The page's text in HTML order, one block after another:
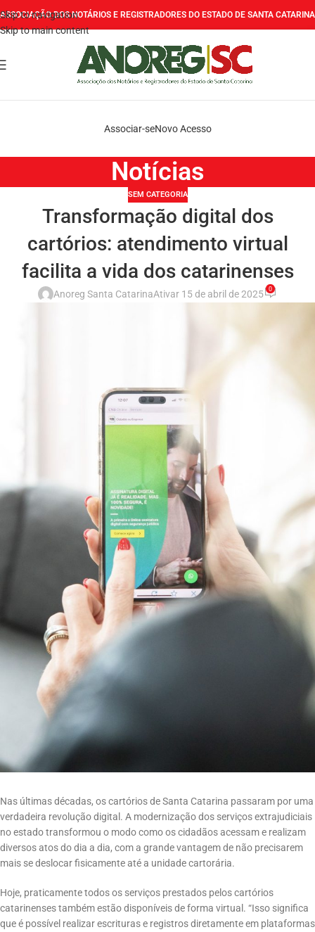
Skip to navigation
Skip to main content
ASSOCIAÇÃO DOS NOTÁRIOS E REGISTRADORES DO ESTADO DE SANTA CATARINA
Associar-seNovo Acesso
Notícias
SEM CATEGORIA
Transformação digital dos
cartórios: atendimento virtual
facilita a vida dos catarinenses
Anoreg Santa CatarinaAtivar 15 de abril de 2025 0
Nas últimas décadas, os cartórios de Santa Catarina passaram por uma
verdadeira revolução digital. A modernização dos serviços extrajudiciais
no estado transformou o modo como os cidadãos acessam e realizam
diversos atos do dia a dia, com a grande vantagem de não precisarem
mais se deslocar fisicamente até a unidade cartorária.
Hoje, praticamente todos os serviços prestados pelos cartórios
catarinenses também estão disponíveis de forma virtual. “Isso significa
que é possível realizar escrituras e registros diretamente em plataformas